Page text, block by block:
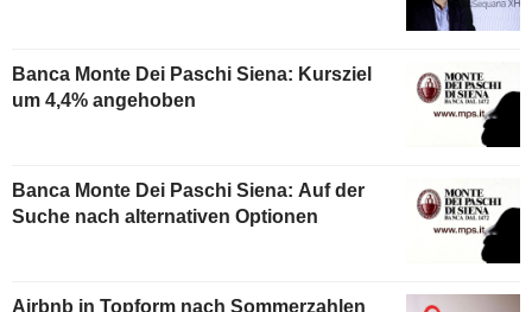
Banca Monte Dei Paschi Siena: Kursziel
um 4,4% angehoben
Banca Monte Dei Paschi Siena: Auf der
Suche nach alternativen Optionen
Airbnb in Topform nach Sommerzahlen